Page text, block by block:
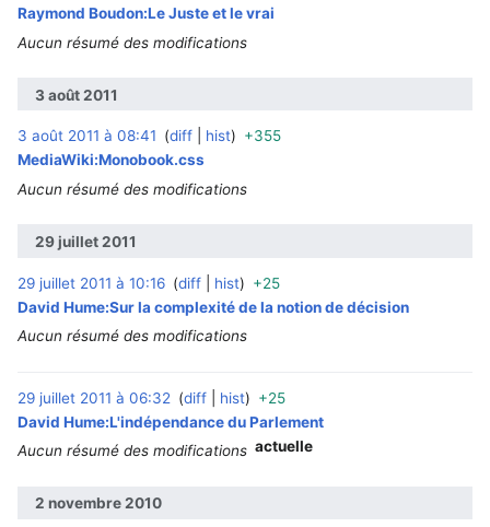
Raymond Boudon:Le Juste et le vrai
Aucun résumé des modifications
3 août 2011
3 août 2011 à 08:41 diff hist +355
MediaWiki:Monobook.css
Aucun résumé des modifications
29 juillet 2011
29 juillet 2011 à 10:16 diff hist +25
David Hume:Sur la complexité de la notion de décision
Aucun résumé des modifications
29 juillet 2011 à 06:32 diff hist +25
David Hume:L'indépendance du Parlement
Aucun résumé des modifications actuelle
2 novembre 2010